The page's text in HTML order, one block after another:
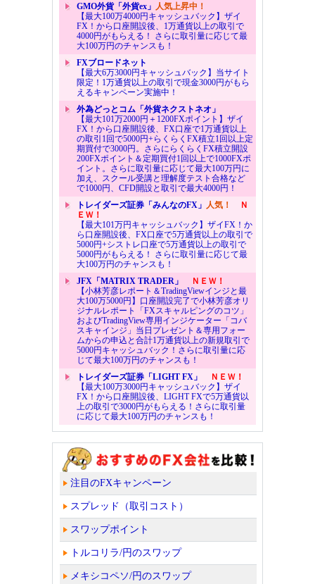
GMO外貨「外貨ex」 人気上昇中！
【最大100万4000円キャッシュバック】ザイ
FX！から口座開設後、1万通貨以上の取引で
4000円がもらえる！ さらに取引量に応じて最
大100万円のチャンスも！
FXブロードネット
【最大6万3000円キャッシュバック】当サイト
限定！1万通貨以上の取引で現金3000円がもら
えるキャンペーン実施中！
外為どっとコム「外貨ネクストネオ」
【最大101万2000円＋1200FXポイント】ザイ
FX！から口座開設後、FX口座で1万通貨以上
の取引1回で5000円+らくらくFX積立1回以上定
期買付で3000円。さらにらくらくFX積立開設
200FXポイント＆定期買付1回以上で1000FXポ
イント。さらに取引量に応じて最大100万円に
加え、スクール受講と理解度テスト合格など
で1000円、CFD開設と取引で最大4000円！
トレイダーズ証券「みんなのFX」 人気！
Ｎ
ＥＷ！
【最大101万円キャッシュバック】ザイFX！か
ら口座開設後、FX口座で5万通貨以上の取引で
5000円+シストレ口座で5万通貨以上の取引で
5000円がもらえる！ さらに取引量に応じて最
大100万円のチャンスも！
JFX「MATRIX TRADER」
ＮＥＷ！
【小林芳彦レポート＆TradingViewインジと最
大100万5000円】口座開設完了で小林芳彦オリ
ジナルレポート「FXスキャルピングのコツ」
およびTradingView専用インジケーター「コバ
スキャインジ」当日プレゼント＆専用フォー
ムからの申込と合計1万通貨以上の新規取引で
5000円キャッシュバック！さらに取引量に応
じて最大100万円のチャンスも！
トレイダーズ証券「LIGHT FX」
ＮＥＷ！
【最大100万3000円キャッシュバック】ザイ
FX！から口座開設後、LIGHT FXで5万通貨以
上の取引で3000円がもらえる！さらに取引量
に応じて最大100万円のチャンスも！
注目のFXキャンペーン
スプレッド（取引コスト）
スワップポイント
トルコリラ/円のスワップ
メキシコペソ/円のスワップ